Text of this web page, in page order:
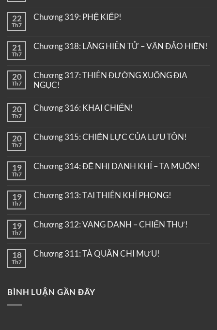
22
Th7
Chương 319: PHỆ KIẾP!
21
Th7
Chương 318: LĂNG HIÊN TỬ – VẬN ĐẢO HIỆN!
20
Th7
Chương 317: THIÊN ĐƯỜNG XUỐNG ĐỊA
NGỤC!
20
Th7
Chương 316: KHAI CHIẾN!
20
Th7
Chương 315: CHIẾN LỰC CỦA LƯU TÔN!
19
Th7
Chương 314: ĐỆ NHỊ DANH KHÍ – TA MUỐN!
19
Th7
Chương 313: TẠI THIÊN KHÍ PHONG!
19
Th7
Chương 312: VANG DANH – CHIẾN THƯ!
18
Th7
Chương 311: TÀ QUÂN CHI MƯU!
BÌNH LUẬN GẦN ĐÂY